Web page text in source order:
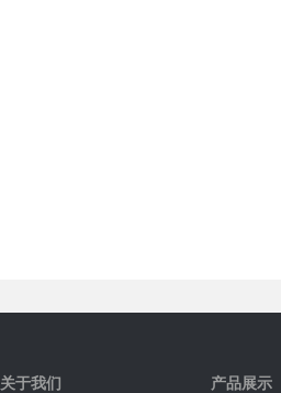
关于我们 产品展示